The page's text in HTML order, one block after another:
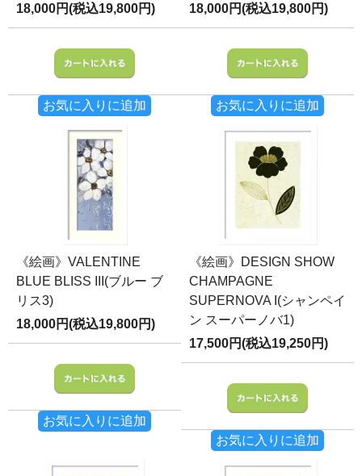
18,000円(税込19,800円)
お気に入りに追加
18,000円(税込19,800円)
お気に入りに追加
《絵画》VALENTINE
BLUE BLISS III(ブルー ブ
リス3)
18,000円(税込19,800円)
お気に入りに追加
《絵画》DESIGN SHOW
CHAMPAGNE
SUPERNOVA I(シャンペイ
ン スーパーノバ1)
17,500円(税込19,250円)
お気に入りに追加